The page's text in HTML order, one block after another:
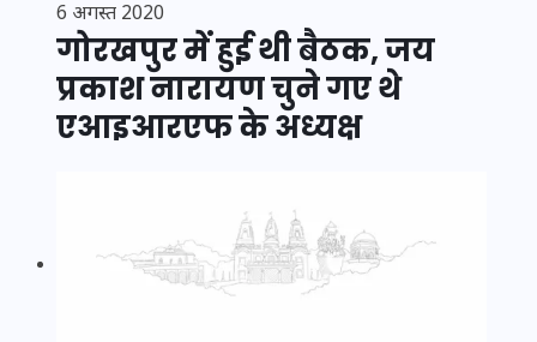
6 अगस्त 2020
गोरखपुर में हुई थी बैठक, जय
प्रकाश नारायण चुने गए थे
एआइआरएफ के अध्यक्ष